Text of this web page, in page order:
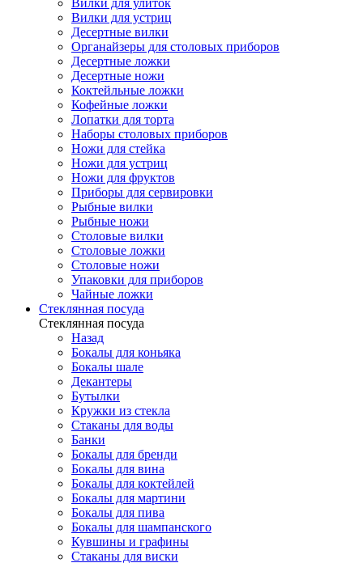
Вилки для устриц
Десертные вилки
Органайзеры для столовых приборов
Десертные ложки
Десертные ножи
Коктейльные ложки
Кофейные ложки
Лопатки для торта
Наборы столовых приборов
Ножи для стейка
Ножи для устриц
Ножи для фруктов
Приборы для сервировки
Рыбные вилки
Рыбные ножи
Столовые вилки
Столовые ложки
Столовые ножи
Упаковки для приборов
Чайные ложки
Стеклянная посуда
Стеклянная посуда
Назад
Бокалы для коньяка
Бокалы шале
Декантеры
Бутылки
Кружки из стекла
Стаканы для воды
Банки
Бокалы для бренди
Бокалы для вина
Бокалы для коктейлей
Бокалы для мартини
Бокалы для пива
Бокалы для шампанского
Кувшины и графины
Стаканы для виски